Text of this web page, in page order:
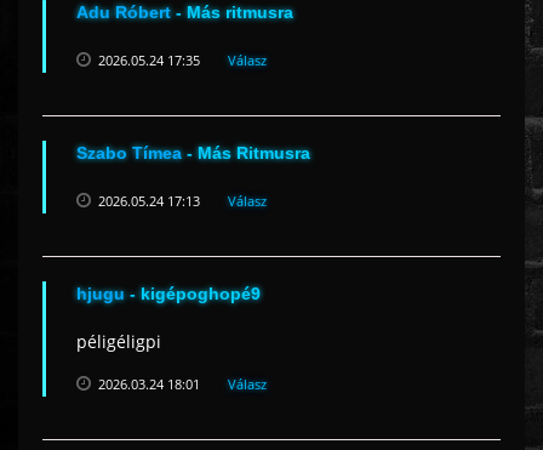
Adu Róbert- Más ritmusra
2026.05.24 17:35 Válasz
Szabo Tímea- Más Ritmusra
2026.05.24 17:13 Válasz
hjugu- kigépoghopé9
péligéligpi
2026.03.24 18:01 Válasz